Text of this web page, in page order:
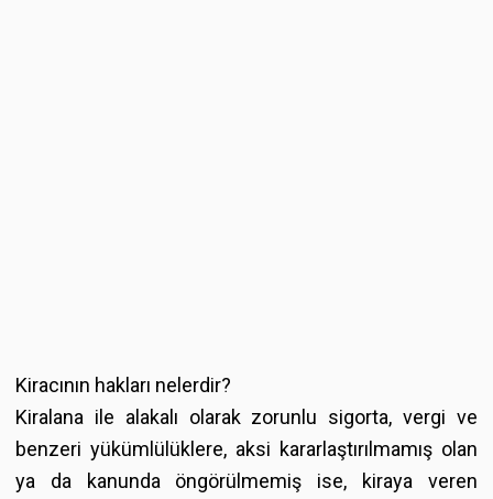
Kiracının hakları nelerdir?
Kiralana ile alakalı olarak zorunlu sigorta, vergi ve
benzeri yükümlülüklere, aksi kararlaştırılmamış olan
ya da kanunda öngörülmemiş ise, kiraya veren